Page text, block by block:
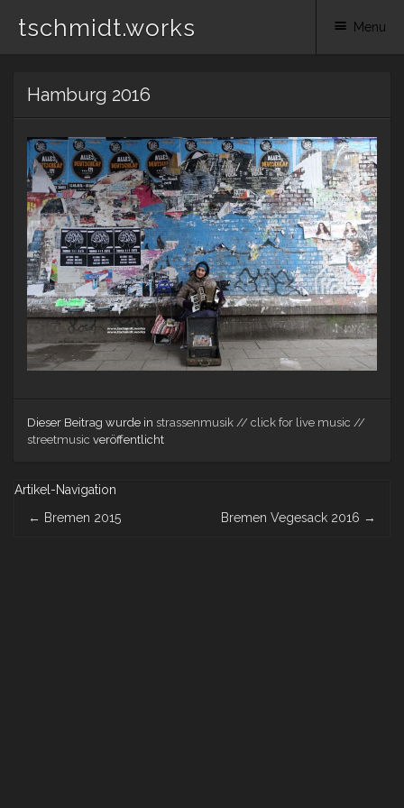
tschmidt.works Menu
content
Hamburg 2016
Dieser Beitrag wurde in strassenmusik // click for live music //
streetmusic veröffentlicht
Artikel-Navigation
← Bremen 2015 Bremen Vegesack 2016 →